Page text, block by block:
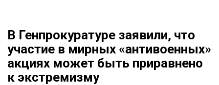
В Генпрокуратуре заявили, что
участие в мирных «антивоенных»
акциях может быть приравнено
к экстремизму